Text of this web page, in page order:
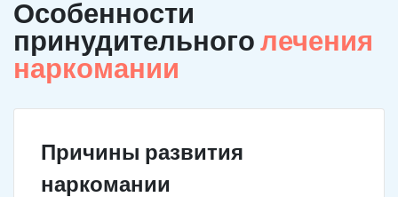
Особенности
принудительноголечения
наркомании
Причины развития
наркомании